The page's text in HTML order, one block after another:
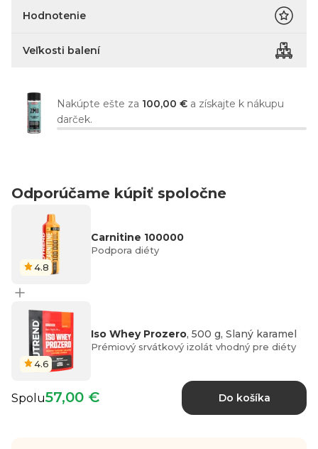
Hodnotenie
Veľkosti balení
Nakúpte ešte za 100,00 € a získajte k nákupu
darček.
Odporúčame kúpiť spoločne
4.8
Carnitine 100000
Podpora diéty
4.6
Iso Whey Prozero, 500 g, Slaný karamel
Prémiový srvátkový izolát vhodný pre diéty
Spolu57,00 € Do košíka